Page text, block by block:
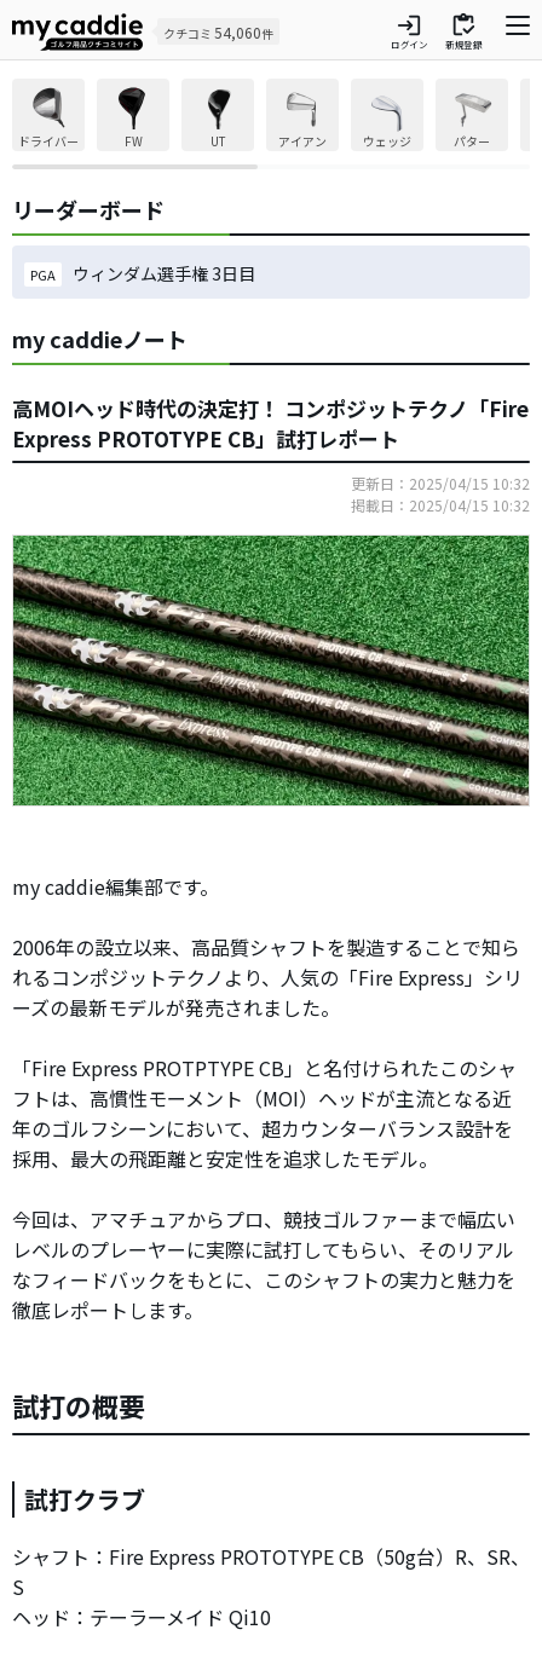
クチコミ 54,060件 login
ログイン
inventory
新規登録
ドライバー FW UT アイアン ウェッジ パター
リーダーボード
PGA ウィンダム選手権 3日目
my caddieノート
高MOIヘッド時代の決定打！ コンポジットテクノ「Fire
Express PROTOTYPE CB」試打レポート
更新日：2025/04/15 10:32
掲載日：2025/04/15 10:32
my caddie編集部です。
2006年の設立以来、高品質シャフトを製造することで知ら
れるコンポジットテクノより、人気の「Fire Express」シリ
ーズの最新モデルが発売されました。
「Fire Express PROTPTYPE CB」と名付けられたこのシャ
フトは、高慣性モーメント（MOI）ヘッドが主流となる近
年のゴルフシーンにおいて、超カウンターバランス設計を
採用、最大の飛距離と安定性を追求したモデル。
今回は、アマチュアからプロ、競技ゴルファーまで幅広い
レベルのプレーヤーに実際に試打してもらい、そのリアル
なフィードバックをもとに、このシャフトの実力と魅力を
徹底レポートします。
試打の概要
試打クラブ
シャフト：Fire Express PROTOTYPE CB（50g台）R、SR、
S
ヘッド：テーラーメイド Qi10